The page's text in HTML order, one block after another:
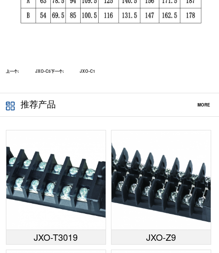
上一个: JXO-C5下一个: JXO-C1
推荐产品 MORE
JXO-T3019 JXO-Z9